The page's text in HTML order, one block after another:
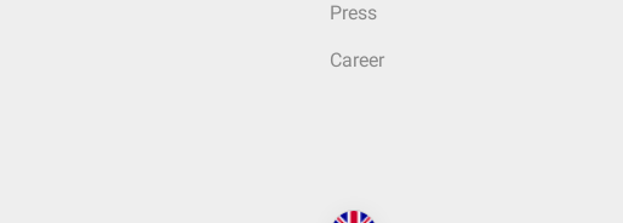
Press
Career